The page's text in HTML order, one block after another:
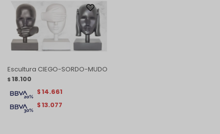
Escultura CIEGO-SORDO-MUDO
$ 18.100
$13.077
$14.661